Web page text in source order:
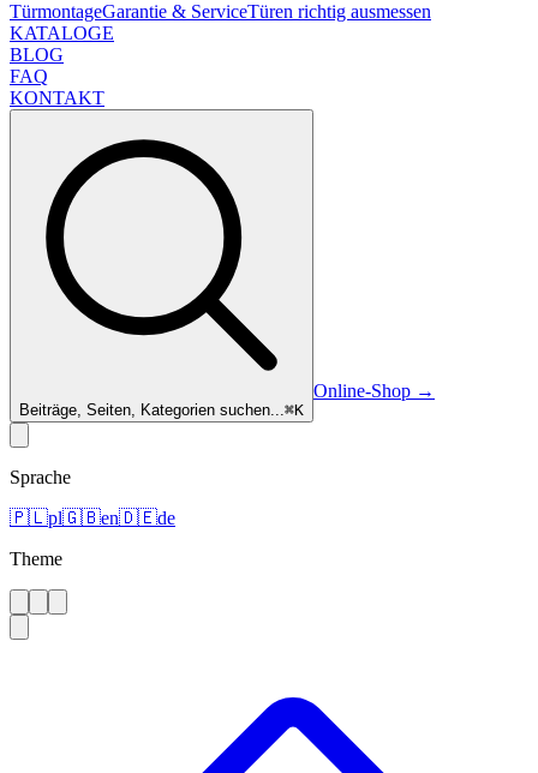
TürmontageGarantie & ServiceTüren richtig ausmessen
KATALOGE
BLOG
FAQ
KONTAKT
Beiträge, Seiten, Kategorien suchen...⌘K
Online-Shop →
Sprache
🇵🇱pl🇬🇧en🇩🇪de
Theme